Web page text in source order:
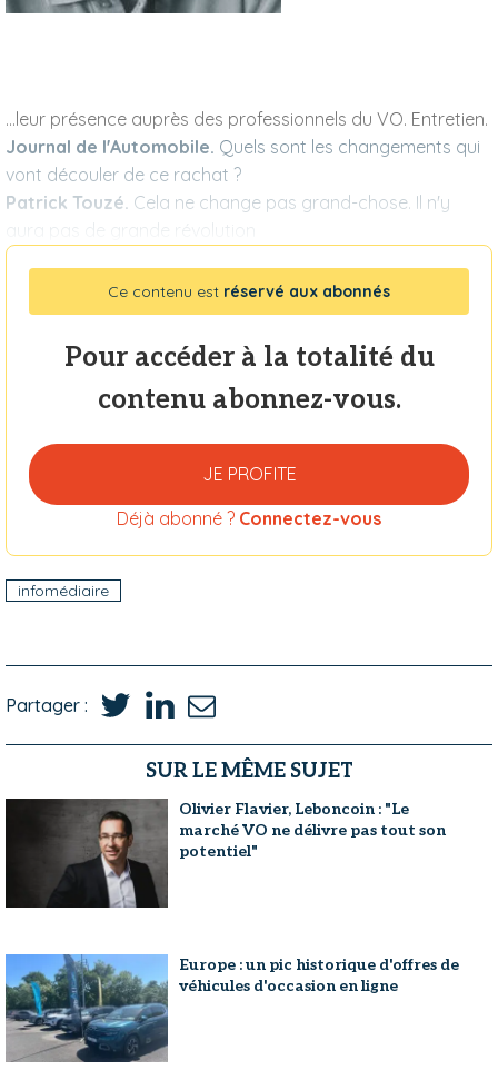
...leur présence auprès des professionnels du VO. Entretien.
Journal de l'Automobile. Quels sont les changements qui
vont découler de ce rachat ?
Patrick Touzé. Cela ne change pas grand-chose. Il n'y
Ce contenu est réservé aux abonnés
Pour accéder à la totalité du
contenu abonnez-vous.
JE PROFITE
Déjà abonné ? Connectez-vous
infomédiaire
Partager :
SUR LE MÊME SUJET
Olivier Flavier, Leboncoin : "Le
marché VO ne délivre pas tout son
potentiel"
Europe : un pic historique d'offres de
véhicules d'occasion en ligne